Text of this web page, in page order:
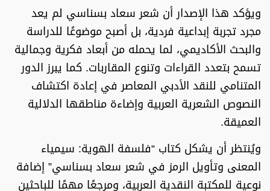
ويؤكد هذا الإصدار أن شعر سعاد بسناسي لم يعد
مجرد تجربة إبداعية فردية، بل أصبح موضوعًا للدراسة
والبحث الأكاديمي، لما يحمله من أبعاد فكرية وجمالية
تسمح بتعدد القراءات وتنوع المقاربات. كما يبرز الدور
المتنامي للنقد الأدبي المعاصر في إعادة اكتشاف
النصوص الشعرية العربية وإضاءة مناطقها الدلالية
العميقة.
ويُنتظر أن يشكل كتاب “فلسفة الهوية: سيمياء
المعنى وتأويل الرمز في شعر سعاد بسناسي” إضافة
نوعية للمكتبة النقدية العربية، ومرجعًا مهمًا للباحثين